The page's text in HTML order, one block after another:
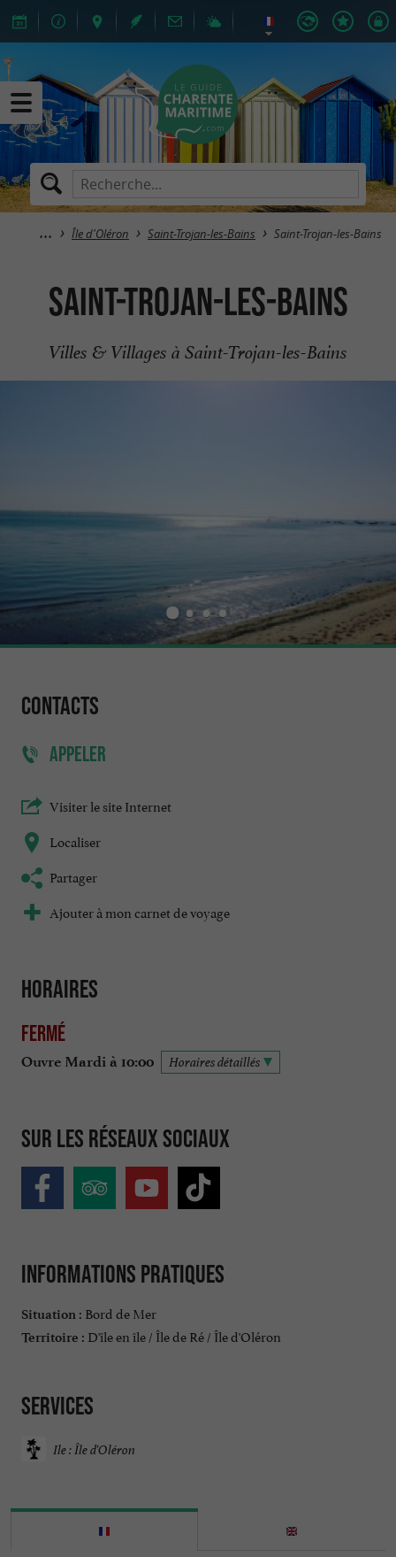
Île d'Oléron Saint-Trojan-les-Bains Saint-Trojan-les-Bains
Saint-Trojan-les-Bains
Villes & Villages à Saint-Trojan-les-Bains
Contacts
APPELER
Visiter le site Internet
Localiser
Partager
Ajouter à mon carnet de voyage
Horaires
Fermé
Ouvre Mardi à 10:00 Horaires détaillés
Sur les réseaux sociaux
Informations pratiques
Situation : Bord de Mer
Territoire : D'île en île / Île de Ré / Île d'Oléron
Services
Ile : Île d'Oléron